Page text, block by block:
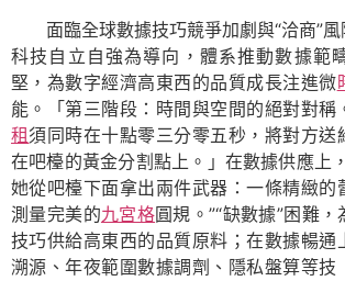
面臨全球數據技巧競爭加劇與“洽商”
科技自立自強為導向，體系推動數據範
堅，為數字經濟高東西的品質成長注進微
能。「第三階段：時間與空間的絕對對稱
租 須同時在十點零三分零五秒，將對方送
在吧檯的黃金分割點上。」在數據供應上
她從吧檯下面拿出兩件武器：一條精緻的
測量完美的九宮格圓規。”“缺數據”困難
技巧供給高東西的品質原料；在數據暢通
溯源、年夜範圍數據調劑、隱私盤算等技